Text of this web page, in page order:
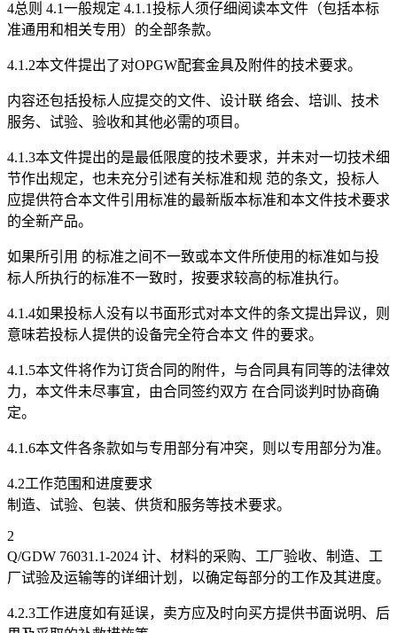
4总则 4.1一般规定 4.1.1投标人须仔细阅读本文件（包括本标
准通用和相关专用）的全部条款。
4.1.2本文件提出了对OPGW配套金具及附件的技术要求。
内容还包括投标人应提交的文件、设计联 络会、培训、技术
服务、试验、验收和其他必需的项目。
4.1.3本文件提出的是最低限度的技术要求，并未对一切技术细
节作出规定，也未充分引述有关标准和规 范的条文，投标人
应提供符合本文件引用标准的最新版本标准和本文件技术要求
的全新产品。
如果所引用 的标准之间不一致或本文件所使用的标准如与投
标人所执行的标准不一致时，按要求较高的标准执行。
4.1.4如果投标人没有以书面形式对本文件的条文提出异议，则
意味若投标人提供的设备完全符合本文 件的要求。
4.1.5本文件将作为订货合同的附件，与合同具有同等的法律效
力，本文件未尽事宜，由合同签约双方 在合同谈判时协商确
定。
4.1.6本文件各条款如与专用部分有冲突，则以专用部分为准。
4.2工作范围和进度要求
制造、试验、包装、供货和服务等技术要求。
2
Q/GDW 76031.1-2024 计、材料的采购、工厂验收、制造、工
厂试验及运输等的详细计划，以确定每部分的工作及其进度。
4.2.3工作进度如有延误，卖方应及时向买方提供书面说明、后